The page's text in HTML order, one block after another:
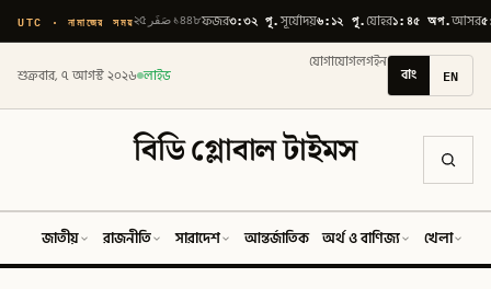
UTC · নামাজের সময় ২৫ صَفَر ১৪৪৮ফজর৩:৩২ পূ.সূর্যোদয়৬:১২ পূ.যোহর১:৪৫ অপ.আসর
শুক্রবার, ৭ আগস্ট ২০২৬ লাইভ
যোগাযোগলগইন
বাং EN
বিডি গ্লোবাল টাইমস
জাতীয় রাজনীতি সারাদেশ আন্তর্জাতিক অর্থ ও বাণিজ্য খেলা